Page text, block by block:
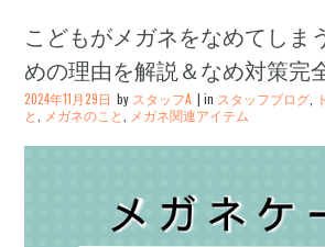
こどもがメガネをなめてしま
めの理由を解説＆なめ対策完
2024年11月29日 by スタッフA in スタッフブログ
と
メガネのこと メガネ関連アイテム